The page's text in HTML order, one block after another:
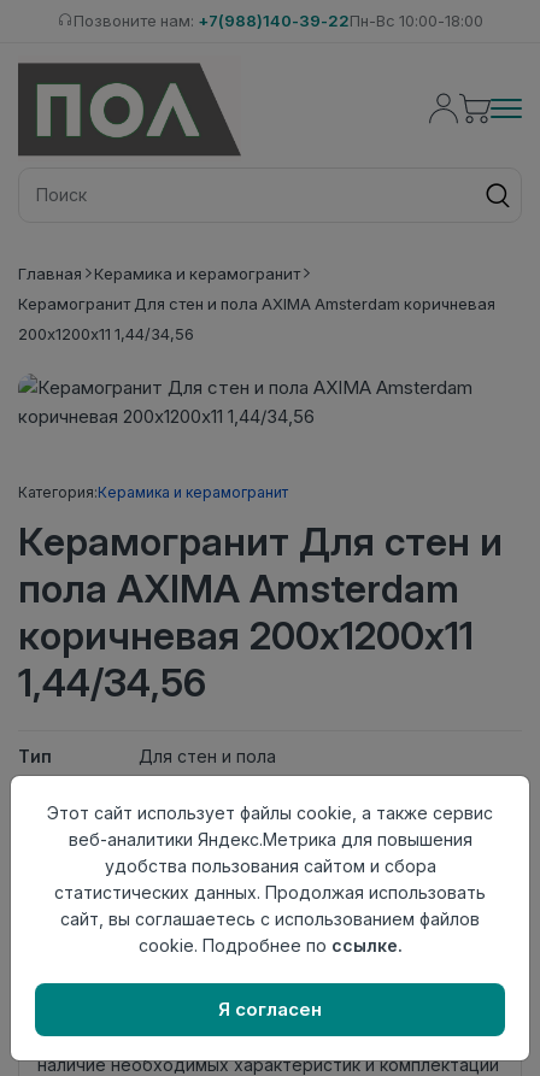
Позвоните нам: +7(988)140-39-22Пн-Вс 10:00-18:00
Главная
Керамика и керамогранит
Керамогранит Для стен и пола AXIMA Amsterdam коричневая
200х1200х11 1,44/34,56
Категория:Керамика и керамогранит
Керамогранит Для стен и
пола AXIMA Amsterdam
коричневая 200х1200х11
1,44/34,56
Тип
Для стен и пола
Длина
200
Ширина
1200
АктуальностьАктуален
группа
Керамогранит
Толщина
11
Матовая
Нет в наличии
Внимание! Внешний вид товара может отличаться от
представленного на настоящем сайте. Проверяйте
наличие необходимых характеристик и комплектации
Этот сайт использует файлы cookie, а также сервис
веб-аналитики Яндекс.Метрика для повышения
удобства пользования сайтом и сбора
статистических данных. Продолжая использовать
сайт, вы соглашаетесь с использованием файлов
cookie. Подробнее по ссылке.
Я согласен